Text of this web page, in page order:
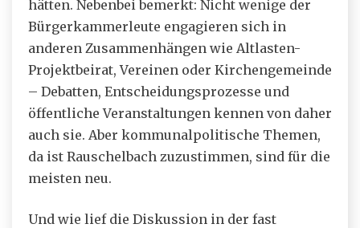
hätten. Nebenbei bemerkt: Nicht wenige der
Bürgerkammerleute engagieren sich in
anderen Zusammenhängen wie Altlasten-
Projektbeirat, Vereinen oder Kirchengemeinde
– Debatten, Entscheidungsprozesse und
öffentliche Veranstaltungen kennen von daher
auch sie. Aber kommunalpolitische Themen,
da ist Rauschelbach zuzustimmen, sind für die
meisten neu.
Und wie lief die Diskussion in der fast